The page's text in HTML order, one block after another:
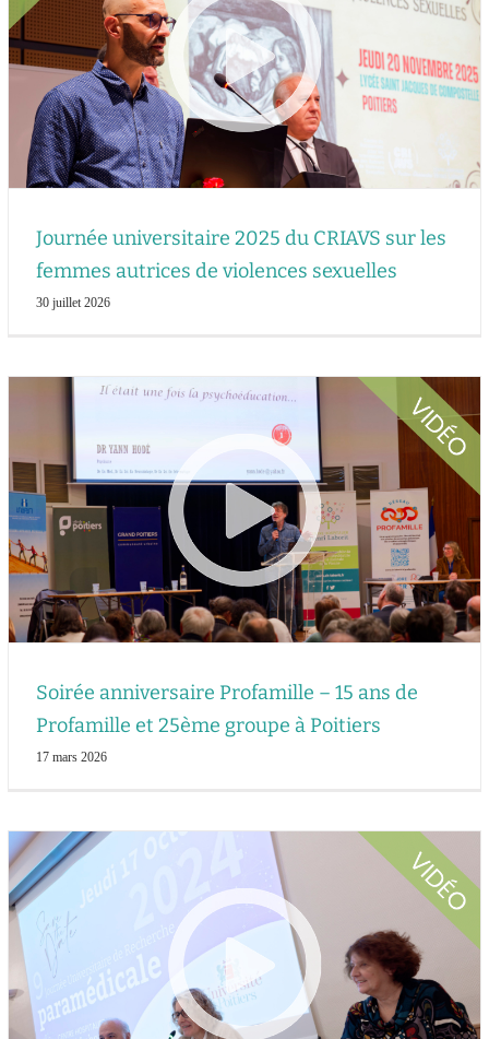
Journée universitaire 2025 du CRIAVS sur les
femmes autrices de violences sexuelles
30 juillet 2026
Soirée anniversaire Profamille – 15 ans de
Profamille et 25ème groupe à Poitiers
17 mars 2026